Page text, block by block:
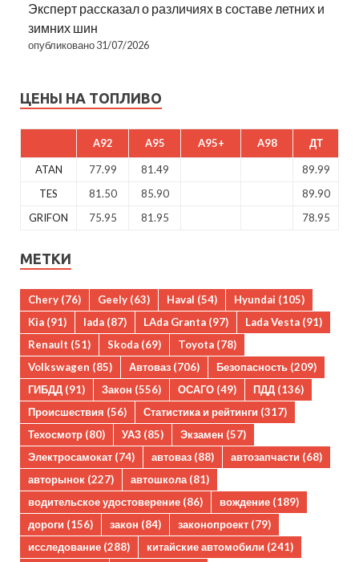
Эксперт рассказал о различиях в составе летних и
зимних шин
опубликовано 31/07/2026
ЦЕНЫ НА ТОПЛИВО
A92 A95 A95+ A98 ДТ
ATAN 77.99 81.49
89.99
TES
81.50 85.90
89.90
GRIFON
75.95 81.95 78.95
МЕТКИ
Chery (76) Geely (63) Haval (54) Hyundai (105)
Kia (91) lada (87) LAda Granta (97) Lada Vesta (91)
Renault (51) Skoda (69) Toyota (78)
Volkswagen (85) Автоваз (706) Безопасность (209)
ГИБДД (91) Закон (556) ОСАГО (49) ПДД (136)
Происшествия (56) Статистика и рейтинги (317)
Техосмотр (80) УАЗ (85) Экзамен (57)
Электросамокат (74) автоваз (88) автозапчасти (68)
авторынок (227) автошкола(81)
водительское удостоверение (86) вождение (189)
дороги (156) закон (84) законопроект (79)
исследование (288) китайские автомобили (241)